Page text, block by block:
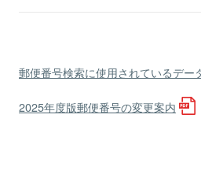
郵便番号検索に使用されているデー
2025年度版郵便番号の変更案内